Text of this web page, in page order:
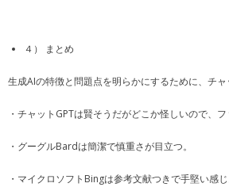
４） まとめ
生成AIの特徴と問題点を明らかにするために、チ
・チャットGPTは賢そうだがどこか怪しいので、フ
・グーグルBardは簡潔で慎重さが目立つ。
・マイクロソフトBingは参考文献つきで手堅い感じ